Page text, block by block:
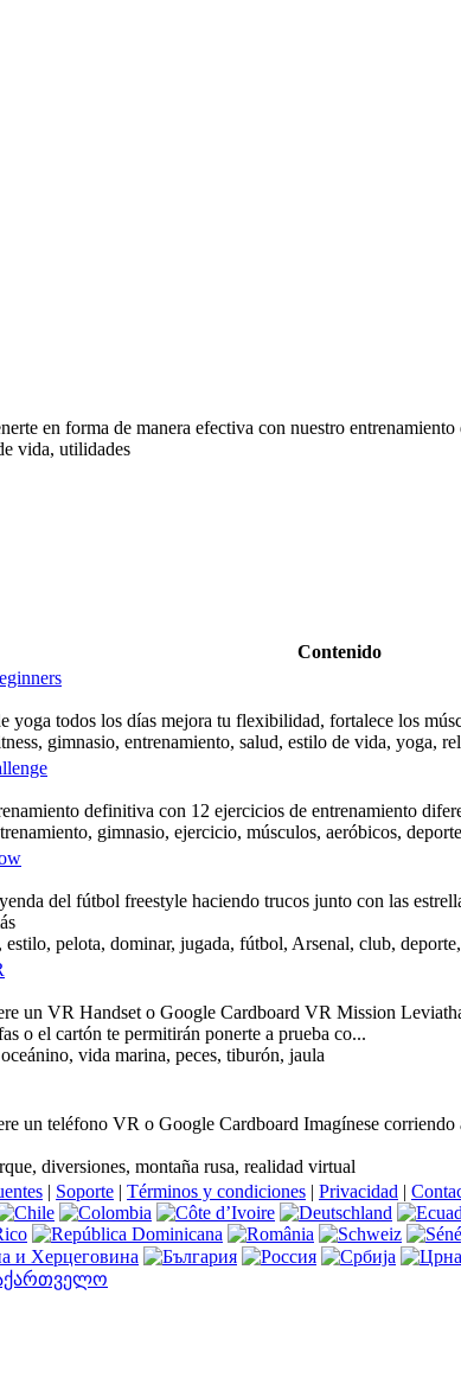
en forma de manera efectiva con nuestro
vida, utilidades
Contenido
yoga todos los días mejora tu flexibilidad, fortalece los
gimnasio, entrenamiento, salud, estilo de vida, yoga,
definitiva con 12 ejercicios de entrenamiento
gimnasio, ejercicio, músculos, aeróbicos,
del fútbol freestyle haciendo trucos junto con las
pelota, dominar, jugada, fútbol, Arsenal, club, deporte,
un VR Handset o Google Cardboard VR Mission
o el cartón te permitirán ponerte a prueba co...
vida marina, peces, tiburón, jaula
un teléfono VR o Google Cardboard Imagínese
diversiones, montaña rusa, realidad virtual
| Soporte | Términos y condiciones | Privacidad |